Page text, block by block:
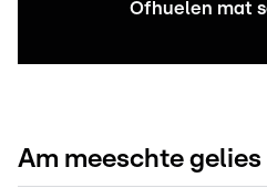
Ofhuelen mat
Am meeschte gelies